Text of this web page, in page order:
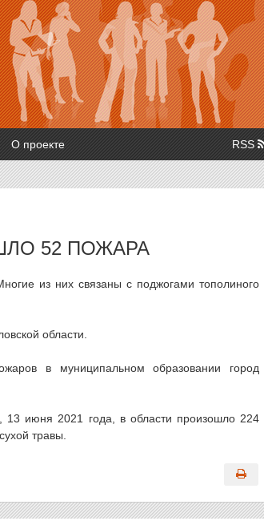
О проекте RSS
52 ПОЖАРА
из них связаны с поджогами тополиного
области.
в муниципальном образовании город
13 июня 2021 года, в области произошло 224
травы.